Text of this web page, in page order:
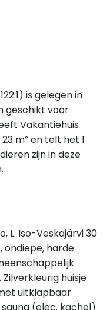
is gelegen in
geschikt voor
Vakantiehuis
m² en telt het 1
zijn in deze
L. Iso-Veskajärvi 30
ondiepe, harde
huisje
uitklapbaar